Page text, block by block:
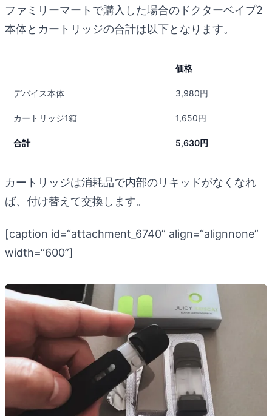
ファミリーマートで購入した場合のドクターベイプ2
本体とカートリッジの合計は以下となります。
価格
デバイス本体 3,980円
カートリッジ1箱 1,650円
合計 5,630円
カートリッジは消耗品で内部のリキッドがなくなれ
ば、付け替えて交換します。
[caption id=“attachment_6740” align=“alignnone”
width=“600”]